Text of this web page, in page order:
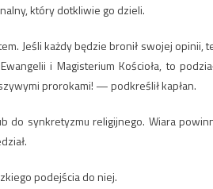
który dotkliwie go dzieli.
Jeśli każdy będzie bronił swojej opinii,
i Magisterium Kościoła, to
prorokami! — podkreślił kapłan.
do synkretyzmu religijnego. Wiara
podejścia do niej.